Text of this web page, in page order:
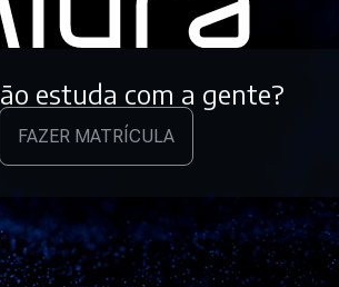
estuda com a gente?
FAZER MATRÍCULA